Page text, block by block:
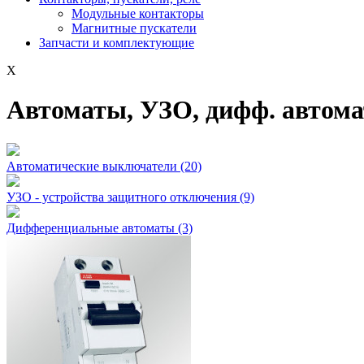
Модульные контакторы
Магнитные пускатели
Запчасти и комплектующие
X
Автоматы, УЗО, дифф.
Автоматические выключатели (20)
УЗО - устройства защитного отключения (9)
Дифференциальные автоматы (3)